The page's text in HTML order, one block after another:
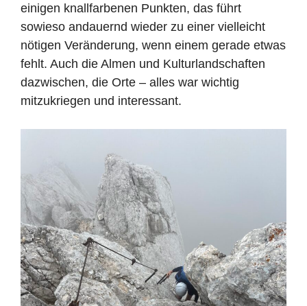
einigen knallfarbenen Punkten, das führt
sowieso andauernd wieder zu einer vielleicht
nötigen Veränderung, wenn einem gerade etwas
fehlt. Auch die Almen und Kulturlandschaften
dazwischen, die Orte – alles war wichtig
mitzukriegen und interessant.